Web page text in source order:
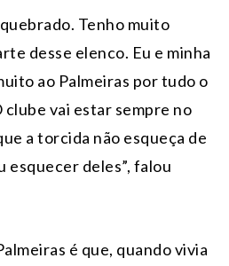
Tenho muito
desse elenco. Eu e minha
ao Palmeiras por tudo o
clube vai estar sempre no
a torcida não esqueça de
esquecer deles”, falou
é que, quando vivia